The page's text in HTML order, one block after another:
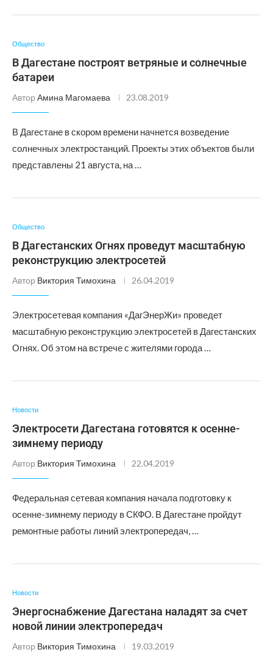
Общество
В Дагестане построят ветряные и солнечные
батареи
Автор Амина Магомаева 23.08.2019
В Дагестане в скором времени начнется возведение
солнечных электростанций. Проекты этих объектов были
представлены 21 августа, на …
Общество
В Дагестанских Огнях проведут масштабную
реконструкцию электросетей
Автор Виктория Тимохина 26.04.2019
Электросетевая компания «ДагЭнерЖи» проведет
масштабную реконструкцию электросетей в Дагестанских
Огнях. Об этом на встрече с жителями города …
Новости
Электросети Дагестана готовятся к осенне-
зимнему периоду
Автор Виктория Тимохина 22.04.2019
Федеральная сетевая компания начала подготовку к
осенне-зимнему периоду в СКФО. В Дагестане пройдут
ремонтные работы линий электропередач, …
Новости
Энергоснабжение Дагестана наладят за счет
новой линии электропередач
Автор Виктория Тимохина 19.03.2019